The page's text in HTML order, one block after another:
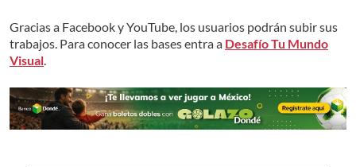
Gracias a Facebook y YouTube, los usuarios podrán subir sus
trabajos. Para conocer las bases entra a Desafío Tu Mundo
Visual.